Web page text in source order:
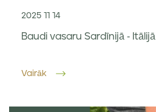
2025 11 14
Baudi vasaru Sardīnijā -
Vairāk